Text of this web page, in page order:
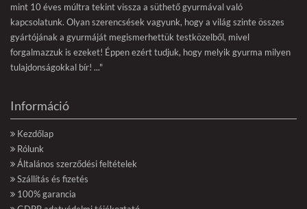
mint 10 éves múltra tekint vissza a süthető gyurmával való
kapcsolatunk. Olyan szerencsések vagyunk, hogy a világ szinte összes
gyártójának a gyurmáját megismerhettük testközelből, mivel
forgalmazzuk is ezeket! Éppen ezért tudjuk, hogy melyik gyurma milyen
tulajdonságokkal bír! ..."
Információ
Kezdőlap
Rólunk
Általános szerződési feltételek
Szállítás és fizetés
100% garancia